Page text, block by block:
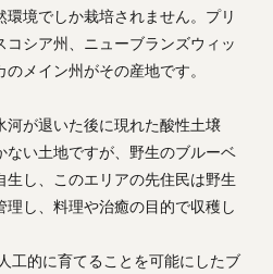
境でしか栽培されません。プリ
コシア州、ニューブランズウィッ
メイン州がその産地です。
河が退いた後に現れた酸性土壌
ない土地ですが、野生のブルーベ
生し、このエリアの先住民は野生
し、料理や治癒の目的で収穫し
工的に育てることを可能にしたブ